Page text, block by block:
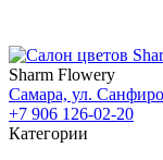
Sharm Flowery
Самара, ул.
+7 906 126-02-20
Категории